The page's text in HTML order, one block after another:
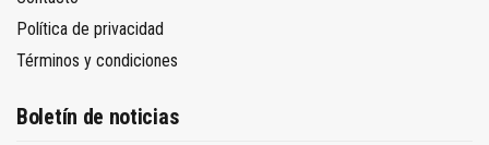
Política de privacidad
Términos y condiciones
Boletín de noticias